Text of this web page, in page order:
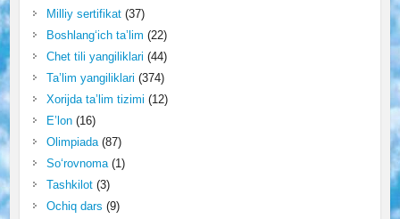
Milliy sertifikat(37)
Boshlang‘ich ta’lim (22)
Chet tili yangiliklari (44)
Ta’lim yangiliklari (374)
Xorijda ta’lim tizimi (12)
E’lon(16)
Olimpiada(87)
So‘rovnoma(1)
Tashkilot(3)
Ochiq dars (9)